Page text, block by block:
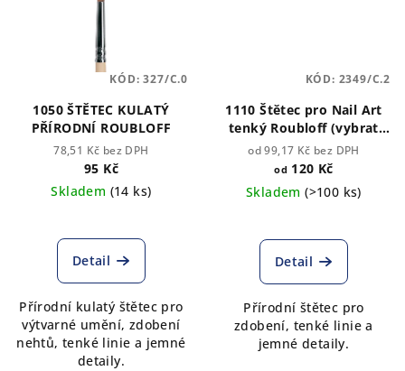
1050 ŠTĚTEC KULATÝ
PŘÍRODNÍ ROUBLOFF
78,51 Kč bez DPH
95 Kč
Skladem (14 ks)
Detail
Přírodní kulatý štětec pro
výtvarné umění, zdobení
nehtů, tenké linie a jemné
detaily.
KÓD:327/C.0
1110 Štětec pro Nail Art
tenký Roubloff (vybrat
velikost)
od 99,17 Kč bez DPH
od 120 Kč
Skladem(>100 ks)
Detail
Přírodní štětec pro
zdobení, tenké linie a
jemné detaily.
KÓD: 2349/C.2